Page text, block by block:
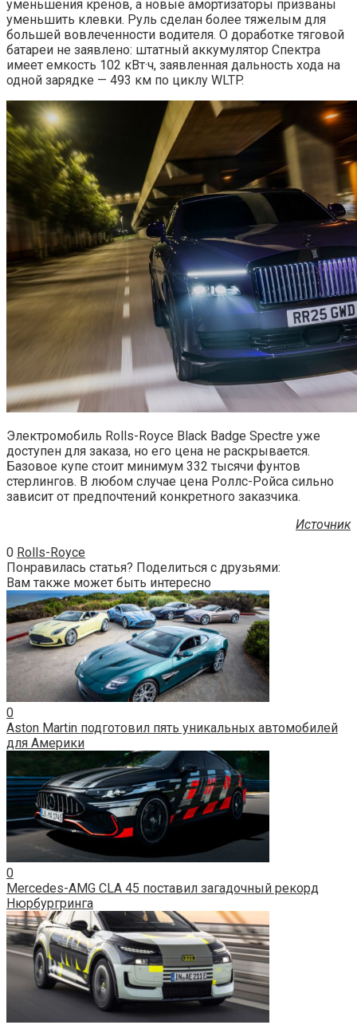
уменьшения кренов, а новые амортизаторы призваны
уменьшить клевки. Руль сделан более тяжелым для
большей вовлеченности водителя. О доработке тяговой
батареи не заявлено: штатный аккумулятор Спектра
имеет емкость 102 кВт·ч, заявленная дальность хода на
одной зарядке — 493 км по циклу WLTP.
Электромобиль Rolls-Royce Black Badge Spectre уже
доступен для заказа, но его цена не раскрывается.
Базовое купе стоит минимум 332 тысячи фунтов
стерлингов. В любом случае цена Роллс-Ройса сильно
зависит от предпочтений конкретного заказчика.
Источник
0 Rolls-Royce
Понравилась статья? Поделиться с друзьями:
Вам также может быть интересно
0
Aston Martin подготовил пять уникальных автомобилей
для Америки
0
Mercedes-AMG CLA 45 поставил загадочный рекорд
Нюрбургринга